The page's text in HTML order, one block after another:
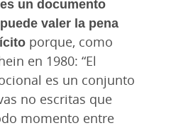
un documento
valer la pena
porque, como
en 1980: “El
es un conjunto
no escritas que
momento entre